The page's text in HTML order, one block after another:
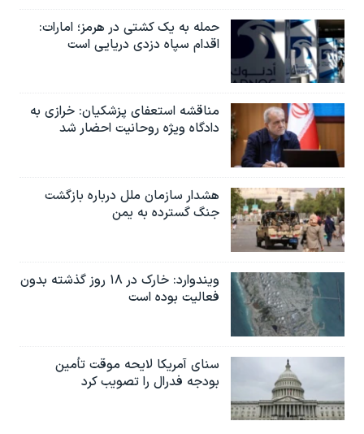
حمله به یک کشتی در هرمز؛ امارات:
اقدام سپاه دزدی دریایی است
مناقشه استعفای پزشکیان: خرازی به
دادگاه ویژه روحانیت احضار شد
هشدار سازمان ملل درباره بازگشت
جنگ گسترده به یمن
ویندوارد: خارک در ۱۸ روز گذشته بدون
فعالیت بوده است
سنای آمریکا لایحه موقت تأمین
بودجه فدرال را تصویب کرد